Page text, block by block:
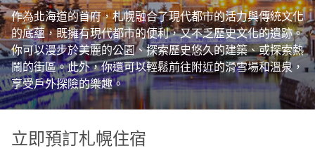
作為北海道的首府，札幌融合了現代都市的活力與傳統文化
的底蘊，既擁有現代都市的便利，又不乏歷史文化的遺跡。
你可以漫步於美麗的公園、探索歷史悠久的建築、或探索熱
鬧的街區。此外，你還可以輕鬆前往附近的滑雪場和溫泉，
享受戶外探險的樂趣。
立即預訂札幌住宿